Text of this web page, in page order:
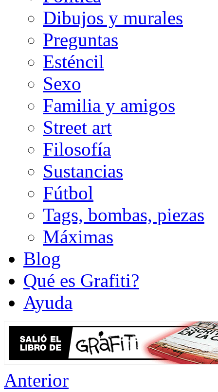
Dibujos y murales
Preguntas
Esténcil
Sexo
Familia y amigos
Street art
Filosofía
Sustancias
Fútbol
Tags, bombas, piezas
Máximas
Blog
Qué es Grafiti?
Ayuda
Anterior